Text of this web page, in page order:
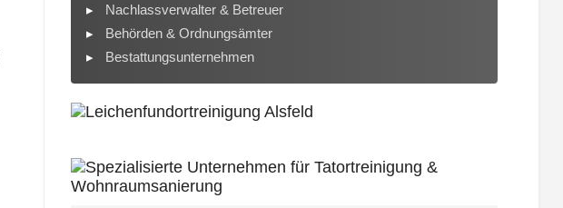
Nachlassverwalter & Betreuer
Behörden & Ordnungsämter
Bestattungsunternehmen